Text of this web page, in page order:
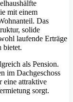
mit einem
Das
solide
laufende Erträge
bietet.
als Pension.
im Dachgeschoss
eine attraktive
sorgt.